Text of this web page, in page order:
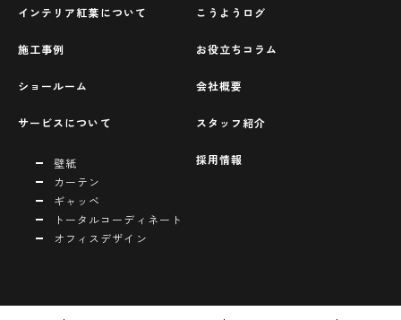
インテリア紅葉について
施工事例
ショールーム
サービスについて
壁紙
カーテン
ギャッベ
トータルコーディネート
オフィスデザイン
こうようログ
お役立ちコラム
会社概要
スタッフ紹介
採用情報